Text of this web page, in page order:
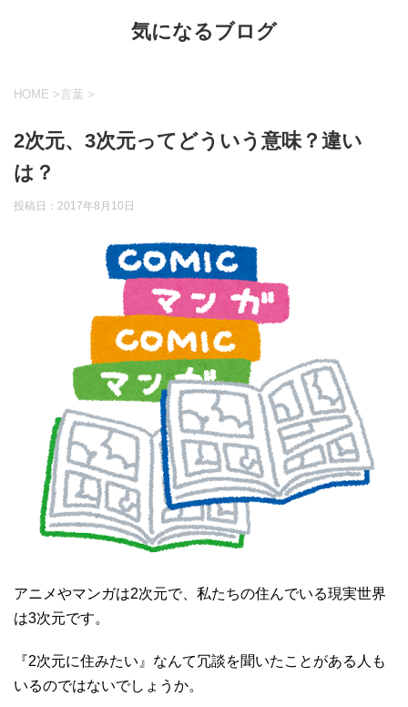
気になるブログ
HOME > 言葉 >
2次元、3次元ってどういう意味？違い
は？
投稿日： 2017年8月10日
アニメやマンガは2次元で、私たちの住んでいる現実世界
は3次元です。
『2次元に住みたい』なんて冗談を聞いたことがある人も
いるのではないでしょうか。